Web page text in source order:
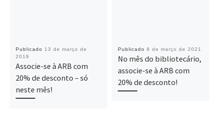
Publicado
13 de março de
2019
Associe-se à ARB com
20% de desconto – só
neste mês!
Publicado 8 de março de 2021
No mês do bibliotecário,
associe-se à ARB com
20% de desconto!